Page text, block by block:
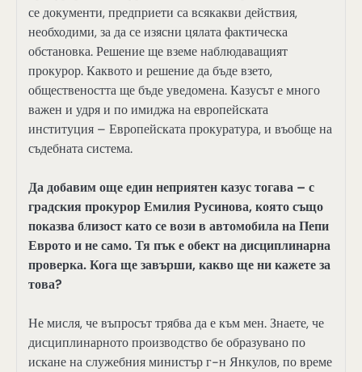
се документи, предприети са всякакви действия,
необходими, за да се изясни цялата фактическа
обстановка. Решение ще вземе наблюдаващият
прокурор. Каквото и решение да бъде взето,
обществеността ще бъде уведомена. Казусът е много
важен и удря и по имиджа на европейската
институция – Европейската прокуратура, и въобще на
съдебната система.
Да добавим още един неприятен казус тогава – с
градския прокурор Емилия Русинова, която също
показва близост като се вози в автомобила на Пепи
Еврото и не само. Тя пък е обект на дисциплинарна
проверка. Кога ще завърши, какво ще ни кажете за
това?
Не мисля, че въпросът трябва да е към мен. Знаете, че
дисциплинарното производство бе образувано по
искане на служебния министър г-н Янкулов, по време